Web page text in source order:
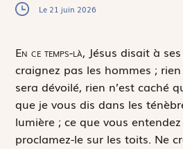
Le 21 juin 2026
En ce temps-là, Jésus disait à
craignez pas les hommes ;
sera dévoilé, rien n’est caché
que je vous dis dans les
lumière ; ce que vous
proclamez-le sur les toits. Ne